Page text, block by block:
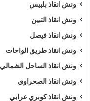
ونش انقاذ بلبيس
ونش انقاذ التبين
ونش انقاذ فيصل
ونش انقاذ طريق الواحات
ونش انقاذ الساحل الشمالي
ونش انقاذ الصحراوي
ونش انقاذ كوبري عرابي